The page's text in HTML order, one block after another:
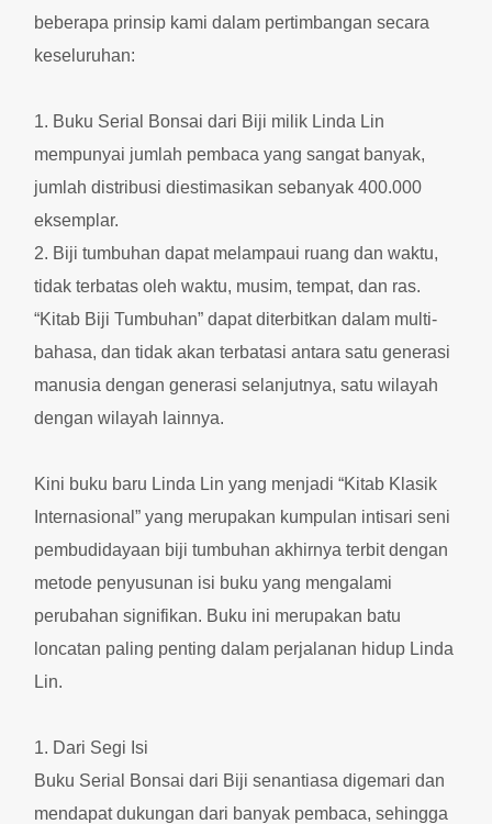
beberapa prinsip kami dalam pertimbangan secara
keseluruhan:
1. Buku Serial Bonsai dari Biji milik Linda Lin
mempunyai jumlah pembaca yang sangat banyak,
jumlah distribusi diestimasikan sebanyak 400.000
eksemplar.
2. Biji tumbuhan dapat melampaui ruang dan waktu,
tidak terbatas oleh waktu, musim, tempat, dan ras.
“Kitab Biji Tumbuhan” dapat diterbitkan dalam multi-
bahasa, dan tidak akan terbatasi antara satu generasi
manusia dengan generasi selanjutnya, satu wilayah
dengan wilayah lainnya.
Kini buku baru Linda Lin yang menjadi “Kitab Klasik
Internasional” yang merupakan kumpulan intisari seni
pembudidayaan biji tumbuhan akhirnya terbit dengan
metode penyusunan isi buku yang mengalami
perubahan signifikan. Buku ini merupakan batu
loncatan paling penting dalam perjalanan hidup Linda
Lin.
1. Dari Segi Isi
Buku Serial Bonsai dari Biji senantiasa digemari dan
mendapat dukungan dari banyak pembaca, sehingga